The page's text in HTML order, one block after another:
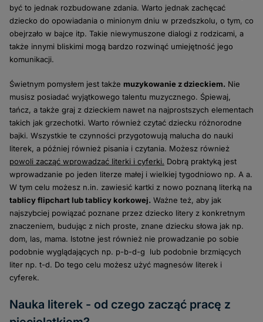
być to jednak rozbudowane zdania. Warto jednak zachęcać
dziecko do opowiadania o minionym dniu w przedszkolu, o tym, co
obejrzało w bajce itp. Takie niewymuszone dialogi z rodzicami, a
także innymi bliskimi mogą bardzo rozwinąć umiejętność jego
komunikacji.
Świetnym pomysłem jest także muzykowanie z dzieckiem. Nie
musisz posiadać wyjątkowego talentu muzycznego. Śpiewaj,
tańcz, a także graj z dzieckiem nawet na najprostszych elementach
takich jak grzechotki. Warto również czytać dziecku różnorodne
bajki. Wszystkie te czynności przygotowują malucha do nauki
literek, a później również pisania i czytania. Możesz również
powoli zacząć wprowadzać literki i cyferki. Dobrą praktyką jest
wprowadzanie po jeden literze małej i wielkiej tygodniowo np. A a.
W tym celu możesz n.in. zawiesić kartki z nowo poznaną literką na
tablicy flipchartlubtablicy korkowej. Ważne też, aby jak
najszybciej powiązać poznane przez dziecko litery z konkretnym
znaczeniem, budując z nich proste, znane dziecku słowa jak np.
dom, las, mama. Istotne jest również nie prowadzanie po sobie
podobnie wyglądających np. p-b-d-g lub podobnie brzmiących
liter np. t-d. Do tego celu możesz użyć magnesów literek i
cyferek.
Nauka literek - od czego zacząć pracę z